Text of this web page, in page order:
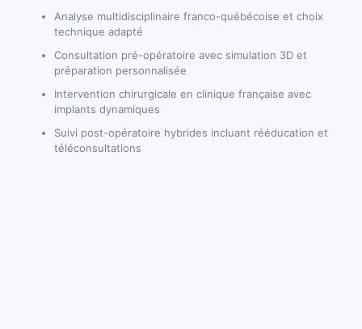
Analyse multidisciplinaire franco-québécoise et choix
technique adapté
Consultation pré-opératoire avec simulation 3D et
préparation personnalisée
Intervention chirurgicale en clinique française avec
implants dynamiques
Suivi post-opératoire hybrides incluant rééducation et
téléconsultations